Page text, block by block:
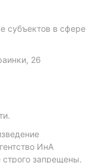
субъектов в сфере
26
ИнА
строго запрещены.